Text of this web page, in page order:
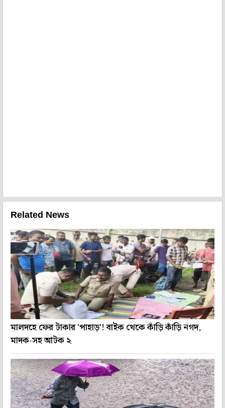
Related News
মালদহে ফের টাকার 'পাহাড়'! বাইক থেকে কাঁড়ি কাঁড়ি নগদ,
মাদক-সহ আটক ২